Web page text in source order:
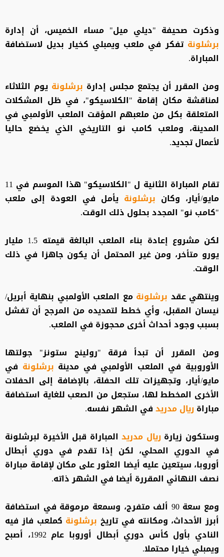
وذكرت صحيفة "ديلي ميل" مساء الخميس، أن إدارة
برشلونةتفكر في ملعب ويمبلي كخيار بديل لاستضافة
المباراة.
ومن المقرر أن يجتمع مجلس إدارة برشلونة يوم الثلاثاء
لمناقشة مكان إقامة "الكلاسيكو"، في ظل المشكلات
المتعلقة بكل من ملعبهم المؤقت الملعب الأولمبي في
المدينة، وملعب كامب نو التاريخي الذي يخضع حاليا
لأعمال تجديد.
تقام المباراة الثانية ل "الكلاسيكو" هذا الموسم في 11
مايو/أيار، وكان برشلونة يأمل في العودة إلى ملعب
"كامب نو" المجدد بحلول ذلك الوقت.
لكن مشروع إعادة بناء الملعب البالغة قيمته 1.5 مليار
يورو متأخر، ومن غير المحتمل أن يكون جاهزا في ذلك
الوقت.
وينتهي عقد برشلونةمع الملعب الأولمبي بنهاية أبريل/
نيسان المقبل، وأي خطط لتمديده من المرجح أن تفشل
بسبب وجود أحداث أخرى محجوزة في الملعب.
ومن المقرر أن تبدأ فرقة "رولينج ستونز" جولتها
الأوروبية في الملعب الأولمبي في مدينة برشلونة في
مايو/أيار، وتجهيزات تلك الحفلة، بالإضافة إلى الحفلات
الأخرى المخطط لها، ستجعل من الصعب للغاية استضافة
مباراة ريال مدريدفي الشهر نفسه.
وستكون زيارة ريال مدريد المباراة قبل الأخيرة لبرشلونة
في الدوري المحلي، لكن إذا تقدم في دوري أبطال
أوروبا، سيتعين عليه أيضا العثور على مكان لإقامة مباراة
نصف النهائي المقررة أيضا في الشهر ذاته.
ومع سعة 90 ألف متفرج، وسمعة مرموقة في استضافة
أبرز الأحداث، ومكانته في تاريخ برشلونة كملعب فاز فيه
النادي بأول كأس دوري أبطال أوروبا عام 1992، أصبح
ويمبلي خيارا محتملا.